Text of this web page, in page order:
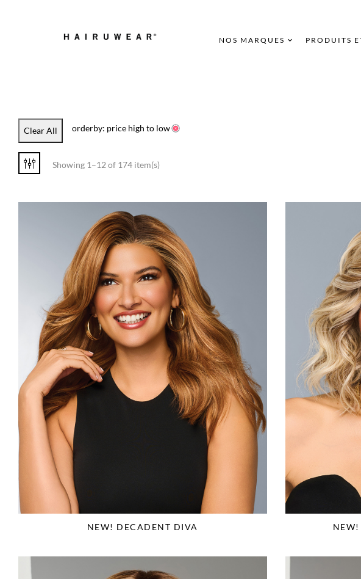
NOS MARQUES PRODUITS
Clear All orderby: price high to low
Showing 1–12 of 174 item(s)
NEW! DECADENT DIVA